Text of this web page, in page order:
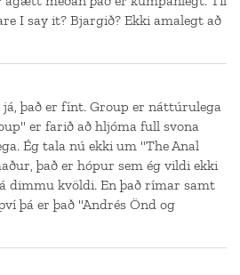
I say it? Bjargið? Ekki amalegt að
já, það er fínt. Group er náttúrulega
er farið að hljóma full svona
Ég tala nú ekki um "The Anal
það er hópur sem ég vildi ekki
dimmu kvöldi. En það rímar samt
þá er það "Andrés Önd og